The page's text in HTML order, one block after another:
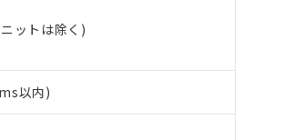
ットは除く)
以内)